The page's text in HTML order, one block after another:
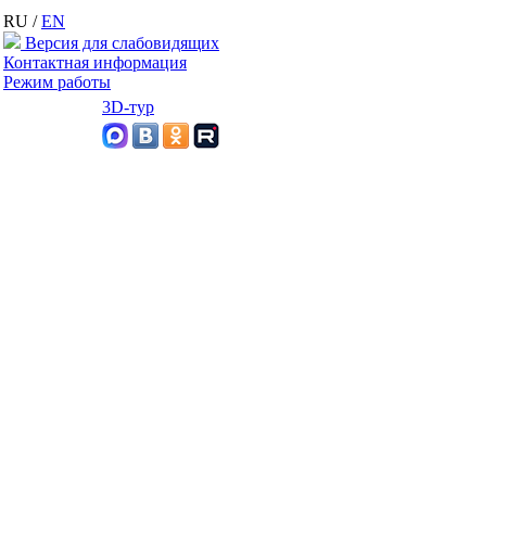
RU /EN
Версия для слабовидящих
Контактная информация
Режим работы
3D-тур